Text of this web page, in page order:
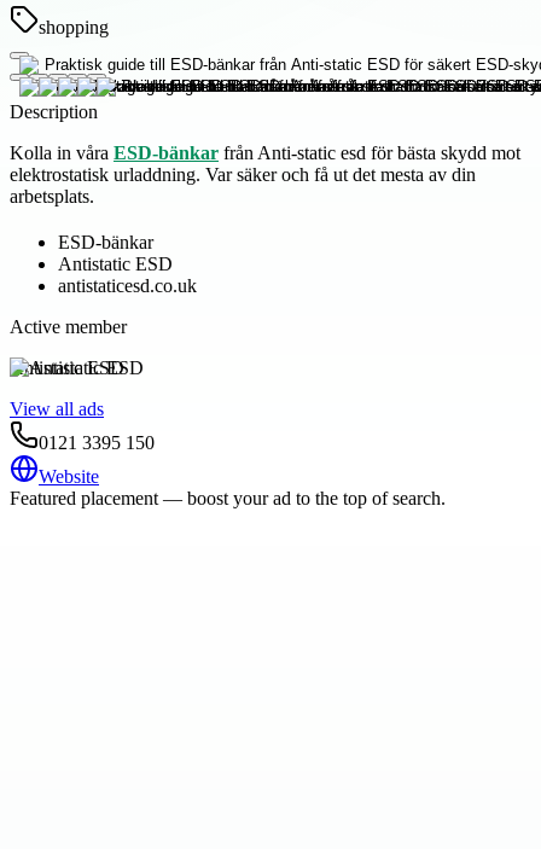
shopping
Description
Kolla in våra ESD-bänkar från Anti-static esd för bästa skydd mot
elektrostatisk urladdning. Var säker och få ut det mesta av din
arbetsplats.
ESD-bänkar
Antistatic ESD
antistaticesd.co.uk
Active member
Antistatic ESD
View all ads
0121 3395 150
Website
Featured placement — boost your ad to the top of search.